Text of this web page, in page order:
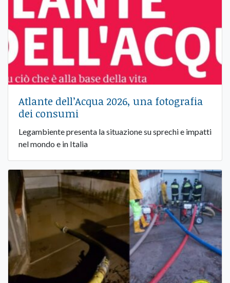
Atlante dell’Acqua 2026, una fotografia
dei consumi
Legambiente presenta la situazione su sprechi e impatti
nel mondo e in Italia